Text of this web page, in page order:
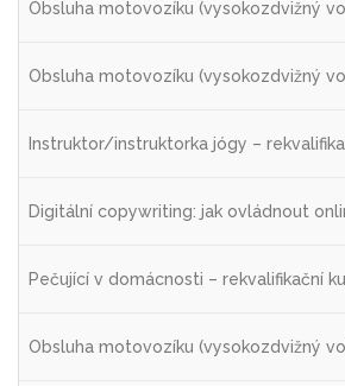
Obsluha motovozíku (vysokozdvižný
Obsluha motovozíku (vysokozdvižný
Instruktor/instruktorka jógy –
Digitální copywriting: jak ovládnout
Pečující v domácnosti – rekvalifikační
Obsluha motovozíku (vysokozdvižný